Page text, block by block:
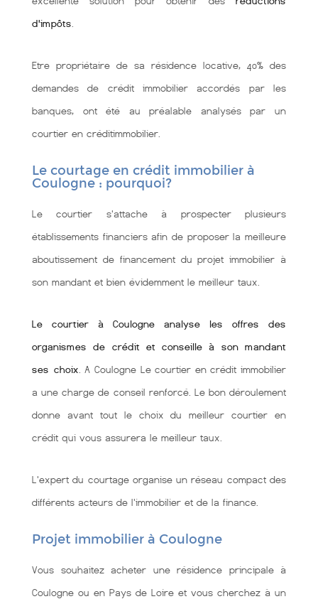
d'impôts
Etre propriétaire de sa résidence locative, 40% des
demandes de crédit immobilier accordés par les
banques, ont été au préalable analysés par un
courtier en créditimmobilier.
Le courtage en crédit immobilier à
Coulogne : pourquoi?
Le courtier s'attache à prospecter plusieurs
établissements financiers afin de proposer la meilleure
aboutissement de financement du projet immobilier à
son mandant et bien évidemment le meilleur taux.
Le courtier à Coulogne analyse les offres des
organismes de crédit et conseille à son mandant
ses choix . A Coulogne Le courtier en crédit immobilier
a une charge de conseil renforcé. Le bon déroulement
donne avant tout le choix du meilleur courtier en
crédit qui vous assurera le meilleur taux.
L'expert du courtage organise un réseau compact des
différents acteurs de l'immobilier et de la finance.
Projet immobilier à Coulogne
Vous souhaitez acheter une résidence principale à
Coulogne ou en Pays de Loire et vous cherchez à un